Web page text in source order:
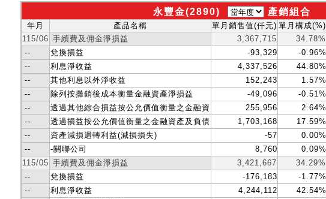
永豐金(2890) 產銷組合
年月 產品名稱 單月銷售值(仟元) 單月構成(%)
115/06 手續費及佣金淨損益 3,367,715 34.78%
--
兌換損益 -93,329 -0.96%
--
利息淨收益 4,337,526 44.80%
--
其他利息以外淨收益 152,243 1.57%
--
除列按攤銷後成本衡量金融資產淨損益 -49,096 -0.51%
--
透過其他綜合損益按公允價值衡量之金融資 255,956 2.64%
--
透過損益按公允價值衡量之金融資產及負債 1,703,168 17.59%
--
資產減損迴轉利益(減損損失) -57 0.00%
--
-關聯公司 8,760 0.09%
115/05 手續費及佣金淨損益 3,421,667 34.29%
--
兌換損益 -176,183 -1.77%
--
利息淨收益 4,244,112 42.54%